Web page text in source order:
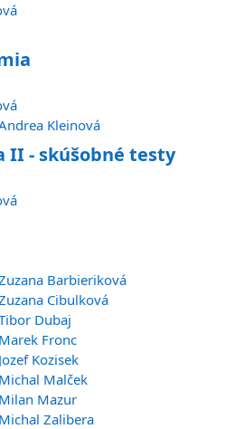
Kleinová
II - skúšobné testy
Barbieriková
Cibulková
Dubaj
Marek Fronc
Jozef Kozisek
Michal Malček
Milan Mazur
Michal Zalibera